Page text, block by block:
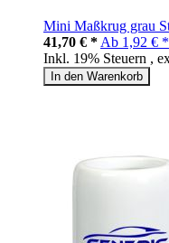
Mini Maßkrug grau
41,70 € * Ab 1,92 € *
Inkl. 19% Steuern ,
In den Warenkorb